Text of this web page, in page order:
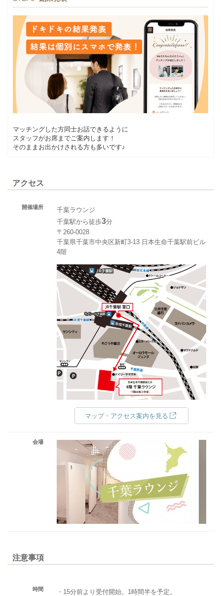
マッチングした方同士お話できるように
スタッフがお席までご案内します！
そのままお出かけされる方も多いです♪
アクセス
開催場所
千葉ラウンジ
千葉駅から徒歩3分
〒260-0028
千葉県千葉市中央区新町3-13 日本生命千葉駅前ビル
4階
マップ・アクセス案内を見る
会場
注意事項
時間
・15分前より受付開始。1時間半を予定。